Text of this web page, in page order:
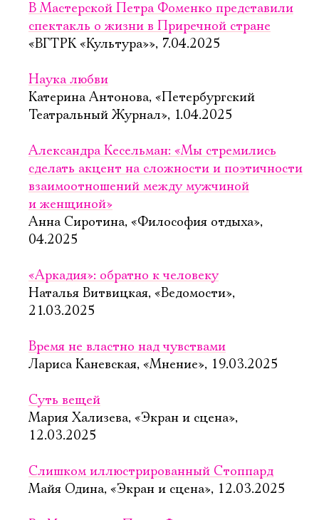
В Мастерской Петра Фоменко представили
спектакль о жизни в Приречной стране
«ВГТРК «Культура»», 7.04.2025
Наука любви
Катерина Антонова, «Петербургский
Театральный Журнал», 1.04.2025
Александра Кесельман: «Мы стремились
сделать акцент на сложности и поэтичности
взаимоотношений между мужчиной
и женщиной»
Анна Сиротина, «Философия отдыха»,
04.2025
«Аркадия»: обратно к человеку
Наталья Витвицкая, «Ведомости»,
21.03.2025
Время не властно над чувствами
Лариса Каневская, «Мнение», 19.03.2025
Суть вещей
Мария Хализева, «Экран и сцена»,
12.03.2025
Слишком иллюстрированный Стоппард
Майя Одина, «Экран и сцена», 12.03.2025